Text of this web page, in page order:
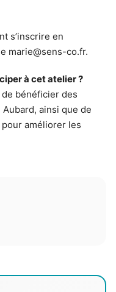
s’inscrire en
marie@sens-co.fr.
à cet atelier ?
bénéficier des
ainsi que de
améliorer les